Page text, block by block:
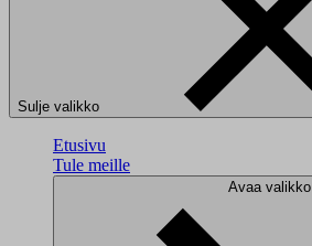
Sulje valikko
Etusivu
Tule meille
Avaa valikko